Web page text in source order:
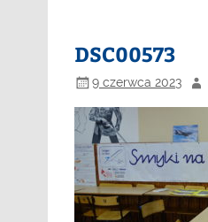
DSC00573
9 czerwca 2023